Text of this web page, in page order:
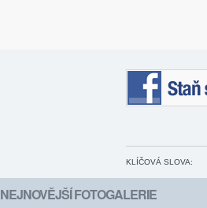
KLÍČOVÁ SLOVA:
NEJNOVĚJŠÍ FOTOGALERIE